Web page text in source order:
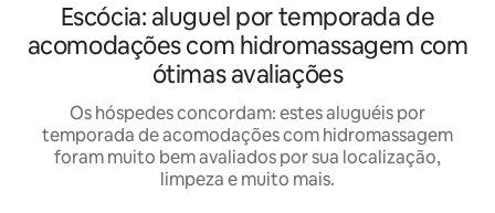
Escócia: aluguel por temporada de
acomodações com hidromassagem com
ótimas avaliações
Os hóspedes concordam: estes aluguéis por
temporada de acomodações com hidromassagem
foram muito bem avaliados por sua localização,
limpeza e muito mais.